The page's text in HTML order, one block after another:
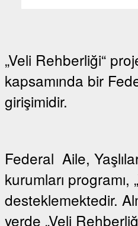
„Veli Rehberliği“
kapsamında bir
girişimidir.
Federal Aile,
kurumları programı,
desteklemektedir.
yerde „Veli